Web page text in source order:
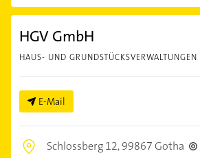
HGV GmbH
HAUS- UND GRUNDSTÜCKSVERWALTUNGEN
E-Mail
Schlossberg 12,99867 Gotha